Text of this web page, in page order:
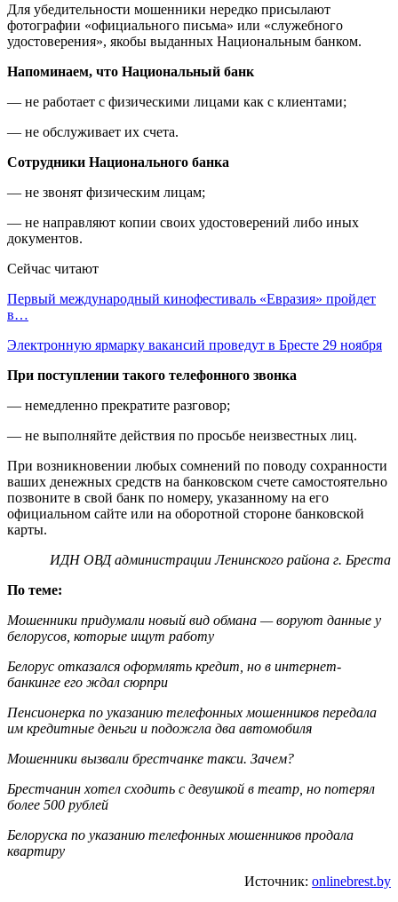
Для убедительности мошенники нередко присылают
фотографии «официального письма» или «служебного
удостоверения», якобы выданных Национальным банком.
Напоминаем, что Национальный банк
— не работает с физическими лицами как с клиентами;
— не обслуживает их счета.
Сотрудники Национального банка
— не звонят физическим лицам;
— не направляют копии своих удостоверений либо иных
документов.
Сейчас читают
Первый международный кинофестиваль «Евразия» пройдет
в…
Электронную ярмарку вакансий проведут в Бресте 29 ноября
При поступлении такого телефонного звонка
— немедленно прекратите разговор;
— не выполняйте действия по просьбе неизвестных лиц.
При возникновении любых сомнений по поводу сохранности
ваших денежных средств на банковском счете самостоятельно
позвоните в свой банк по номеру, указанному на его
официальном сайте или на оборотной стороне банковской
карты.
ИДН ОВД администрации Ленинского района г. Бреста
По теме:
Мошенники придумали новый вид обмана — воруют данные у
белорусов, которые ищут работу
Белорус отказался оформлять кредит, но в интернет-
банкинге его ждал сюрпри
Пенсионерка по указанию телефонных мошенников передала
им кредитные деньги и подожгла два автомобиля
Мошенники вызвали брестчанке такси. Зачем?
Брестчанин хотел сходить с девушкой в театр, но потерял
более 500 рублей
Белоруска по указанию телефонных мошенников продала
квартиру
Источник: onlinebrest.by